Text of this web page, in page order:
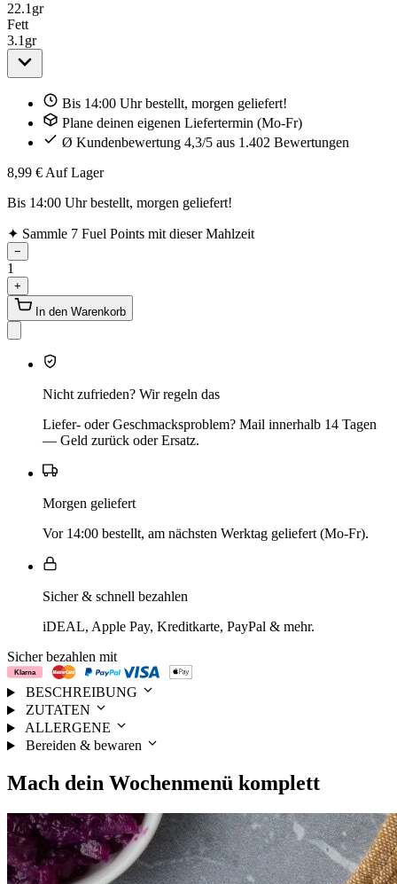
22.1 gr
Fett
3.1 gr
Bis 14:00 Uhr bestellt, morgen geliefert!
Plane deinen eigenen Liefertermin (Mo-Fr)
Ø Kundenbewertung 4,3/5 aus 1.402 Bewertungen
8,99 € Auf Lager
Bis 14:00 Uhr bestellt, morgen geliefert!
✦ Sammle 7 Fuel Points mit dieser Mahlzeit
−
1
+
In den Warenkorb
Nicht zufrieden? Wir regeln das
Liefer- oder Geschmacksproblem? Mail innerhalb 14 Tagen
— Geld zurück oder Ersatz.
Morgen geliefert
Vor 14:00 bestellt, am nächsten Werktag geliefert (Mo-Fr).
Sicher & schnell bezahlen
iDEAL, Apple Pay, Kreditkarte, PayPal & mehr.
Sicher bezahlen mit
BESCHREIBUNG
ZUTATEN
ALLERGENE
Bereiden & bewaren
Mach dein Wochenmenü komplett